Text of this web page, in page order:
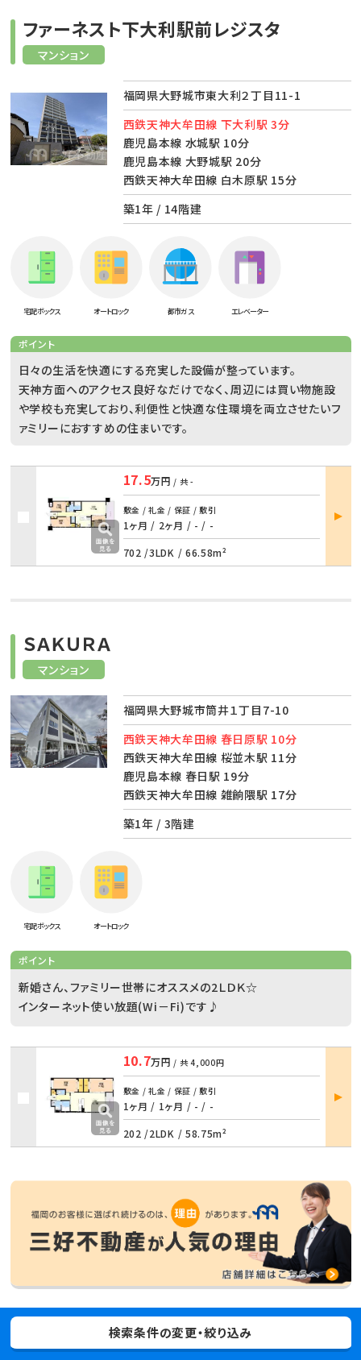
マンション
ファーネスト下大利駅前レジスタ
福岡県大野城市東大利２丁目11-1
西鉄天神大牟田線 下大利駅 3分
鹿児島本線 水城駅 10分
鹿児島本線 大野城駅 20分
西鉄天神大牟田線 白木原駅 15分
築1年 / 14階建
宅配ボックス オートロック 都市ガス エレベーター
ポイント
日々の生活を快適にする充実した設備が整っています。
天神方面へのアクセス良好なだけでなく、周辺には買い物施設
や学校も充実しており、利便性と快適な住環境を両立させたいフ
ァミリーにおすすめの住まいです。
17.5万円 / 共-
敷金 / 礼金 / 保証 / 敷引
1ヶ月 / 2ヶ月 / - / -
702 /3LDK / 66.58m²
部屋
詳細
マンション
ＳＡＫＵＲＡ
福岡県大野城市筒井１丁目7-10
西鉄天神大牟田線 春日原駅 10分
西鉄天神大牟田線 桜並木駅 11分
鹿児島本線 春日駅 19分
西鉄天神大牟田線 雑餉隈駅 17分
築1年 / 3階建
宅配ボックス オートロック
ポイント
新婚さん、ファミリー世帯にオススメの2ＬＤＫ☆
インターネット使い放題(Wi－Fi)です♪
10.7万円 / 共4,000円
敷金 / 礼金 / 保証 / 敷引
1ヶ月 / 1ヶ月 / - / -
202 /2LDK / 58.75m²
部屋
詳細
検索条件の変更・絞り込み